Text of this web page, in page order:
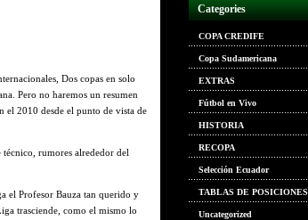
Dos copas en solo
Pero no haremos un resumen
el 2010 desde el punto de vista de
rumores alrededor del
el Profesor Bauza tan querido y
trasciende, como el mismo lo
Categories
COPA CREDIFE
Copa Sudamericana
EXTRAS
Fútbol en Vivo
HISTORIA
RECOPA
Selección Ecuador
TABLAS DE POSICIONES
Uncategorized